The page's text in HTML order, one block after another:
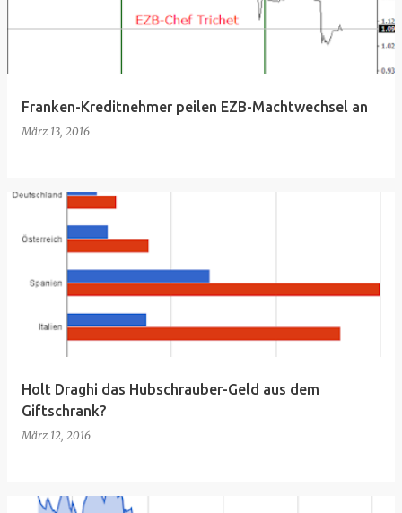
Franken-Kreditnehmer peilen EZB-Machtwechsel an
März 13, 2016
Holt Draghi das Hubschrauber-Geld aus dem
Giftschrank?
März 12, 2016